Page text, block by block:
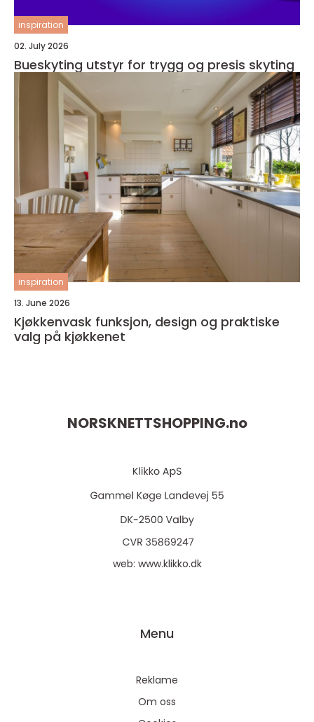
inspiration
02. July 2026
Bueskyting utstyr for trygg og presis skyting
inspiration
13. June 2026
Kjøkkenvask funksjon, design og praktiske
valg på kjøkkenet
NORSKNETTSHOPPING.no
web: www.klikko.dk
Menu
Reklame
Om oss